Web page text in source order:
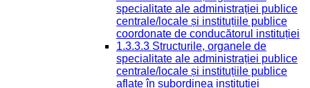
specialitate ale administrației publice
centrale/locale și instituțiile publice
coordonate de conducătorul instituției
1.3.3.3 Structurile, organele de
specialitate ale administrației publice
centrale/locale și instituțiile publice
aflate în subordinea instituției